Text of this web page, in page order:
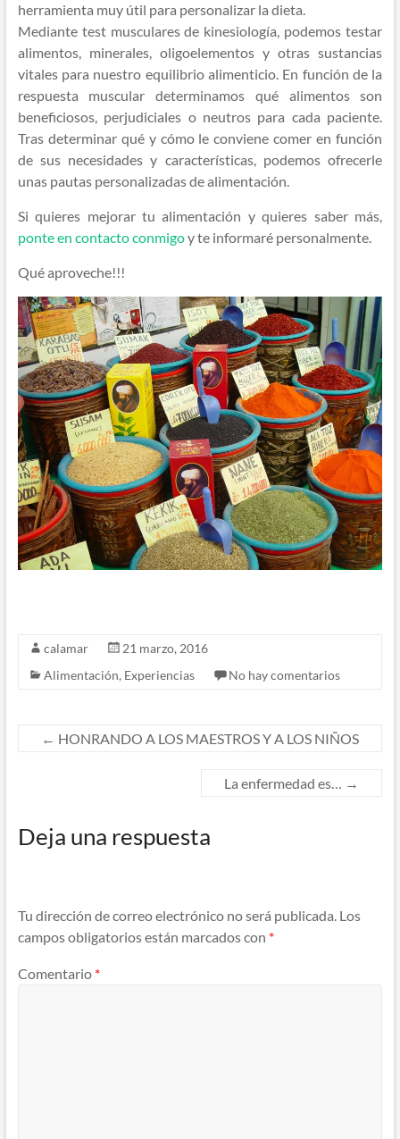
herramienta muy útil para personalizar la dieta.
Mediante test musculares de kinesiología, podemos testar
alimentos, minerales, oligoelementos y otras sustancias
vitales para nuestro equilibrio alimenticio. En función de la
respuesta muscular determinamos qué alimentos son
beneficiosos, perjudiciales o neutros para cada paciente.
Tras determinar qué y cómo le conviene comer en función
de sus necesidades y características, podemos ofrecerle
unas pautas personalizadas de alimentación.
Si quieres mejorar tu alimentación y quieres saber más,
ponte en contacto conmigoy te informaré personalmente.
Qué aproveche!!!
calamar
21 marzo, 2016
Alimentación, Experiencias No hay comentarios
← HONRANDO A LOS MAESTROS Y A LOS NIÑOS
La enfermedad es… →
Deja una respuesta
Tu dirección de correo electrónico no será publicada. Los
campos obligatorios están marcados con *
Comentario *